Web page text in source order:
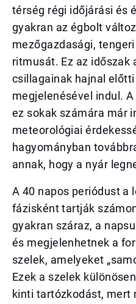
térség régi időjárási és
gyakran az égbolt
mezőgazdasági,
ritmusát. Ez az időszak
csillagainak hajnal
megjelenésével indul.
ez sokak számára már
meteorológiai
hagyományban
annak, hogy a nyár
A 40 napos periódust a
fázisként tartják
gyakran száraz, a
és megjelenhetnek a
szelek, amelyeket
Ezek a szelek
kinti tartózkodást, mert